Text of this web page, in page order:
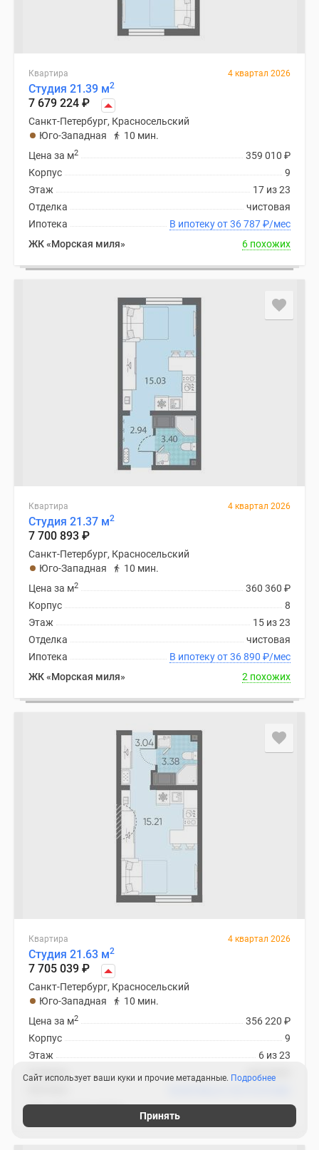
Квартира 4 квартал 2026
Студия 21.39 м2
7 679 224 ₽
Санкт-Петербург, Красносельский
Юго-Западная
10 мин.
359 010 ₽
Цена за м2
9
Корпус
17 из 23
Этаж
чистовая
Отделка
В ипотеку от 36 787₽/мес
Ипотека
ЖК «Морская миля»
6 похожих
Квартира 4 квартал 2026
Студия 21.37 м2
7 700 893 ₽
Санкт-Петербург, Красносельский
Юго-Западная
10 мин.
360 360 ₽
Цена за м2
8
Корпус
15 из 23
Этаж
чистовая
Отделка
В ипотеку от 36 890 ₽/мес
Ипотека
ЖК «Морская миля»
2 похожих
Квартира 4 квартал 2026
Студия 21.63 м2
7 705 039 ₽
Санкт-Петербург, Красносельский
Юго-Западная
10 мин.
356 220 ₽
Цена за м2
9
Корпус
6 из 23
Этаж
чистовая
Отделка
Сайт использует ваши куки и прочие метаданные. Подробнее
Принять